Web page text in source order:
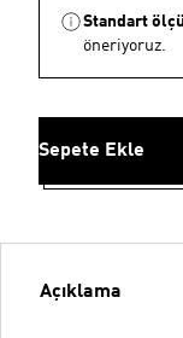
Standart
öneriyoruz.
Sepete Ekle
Açıklama